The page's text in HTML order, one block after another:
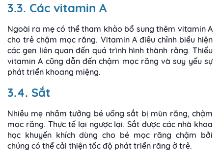
3.3. Các vitamin A
Ngoài ra mẹ có thể tham khảo bổ sung thêm vitamin A
cho trẻ chậm mọc răng. Vitamin A điều chỉnh biểu hiện
các gen liên quan đến quá trình hình thành răng. Thiếu
vitamin A cũng dẫn đến chậm mọc răng và suy yếu sự
phát triển khoang miệng.
3.4. Sắt
Nhiều mẹ nhầm tưởng bé uống sắt bị mùn răng, chậm
mọc răng. Thực tế lại ngược lại. Sắt được các nhà khoa
học khuyến khích dùng cho bé mọc răng chậm bởi
chúng có thể cải thiện tốc độ phát triển răng ở trẻ.